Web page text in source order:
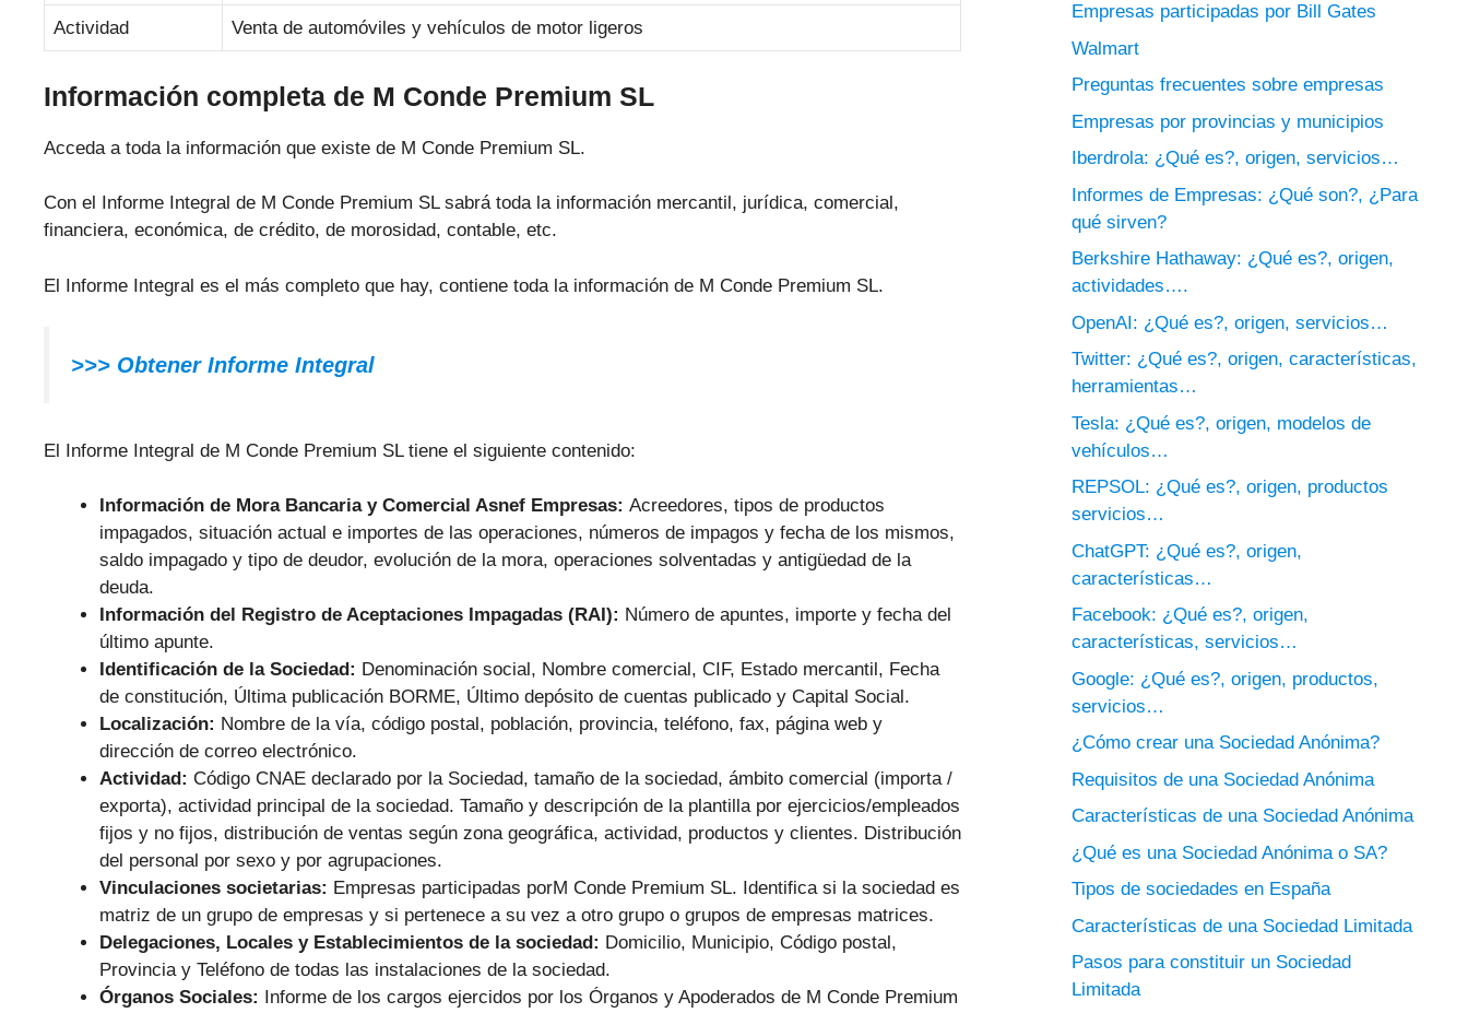
Actividad Venta de automóviles y vehículos de motor ligeros
Información completa de M Conde Premium SL
Acceda a toda la información que existe de M Conde Premium SL.
Con el Informe Integral de M Conde Premium SL sabrá toda la información mercantil, jurídica, comercial,
financiera, económica, de crédito, de morosidad, contable, etc.
El Informe Integral es el más completo que hay, contiene toda la información de M Conde Premium SL.
>>> Obtener Informe Integral
El Informe Integral de M Conde Premium SL tiene el siguiente contenido:
Información de Mora Bancaria y Comercial Asnef Empresas: Acreedores, tipos de productos
impagados, situación actual e importes de las operaciones, números de impagos y fecha de los mismos,
saldo impagado y tipo de deudor, evolución de la mora, operaciones solventadas y antigüedad de la
deuda.
Información del Registro de Aceptaciones Impagadas (RAI): Número de apuntes, importe y fecha del
último apunte.
Identificación de la Sociedad: Denominación social, Nombre comercial, CIF, Estado mercantil, Fecha
de constitución, Última publicación BORME, Último depósito de cuentas publicado y Capital Social.
Localización: Nombre de la vía, código postal, población, provincia, teléfono, fax, página web y
dirección de correo electrónico.
Actividad: Código CNAE declarado por la Sociedad, tamaño de la sociedad, ámbito comercial (importa /
exporta), actividad principal de la sociedad. Tamaño y descripción de la plantilla por ejercicios/empleados
fijos y no fijos, distribución de ventas según zona geográfica, actividad, productos y clientes. Distribución
del personal por sexo y por agrupaciones.
Vinculaciones societarias: Empresas participadas porM Conde Premium SL. Identifica si la sociedad es
matriz de un grupo de empresas y si pertenece a su vez a otro grupo o grupos de empresas matrices.
Delegaciones, Locales y Establecimientos de la sociedad: Domicilio, Municipio, Código postal,
Provincia y Teléfono de todas las instalaciones de la sociedad.
Órganos Sociales: Informe de los cargos ejercidos por los Órganos y Apoderados de M Conde Premium
Empresas participadas por Bill Gates
Walmart
Preguntas frecuentes sobre empresas
Empresas por provincias y municipios
Iberdrola: ¿Qué es?, origen, servicios…
Informes de Empresas: ¿Qué son?, ¿Para
qué sirven?
Berkshire Hathaway: ¿Qué es?, origen,
actividades….
OpenAI: ¿Qué es?, origen, servicios…
Twitter: ¿Qué es?, origen, características,
herramientas…
Tesla: ¿Qué es?, origen, modelos de
vehículos…
REPSOL: ¿Qué es?, origen, productos
servicios…
ChatGPT: ¿Qué es?, origen,
características…
Facebook: ¿Qué es?, origen,
características, servicios…
Google: ¿Qué es?, origen, productos,
servicios…
¿Cómo crear una Sociedad Anónima?
Requisitos de una Sociedad Anónima
Características de una Sociedad Anónima
¿Qué es una Sociedad Anónima o SA?
Tipos de sociedades en España
Características de una Sociedad Limitada
Pasos para constituir un Sociedad
Limitada